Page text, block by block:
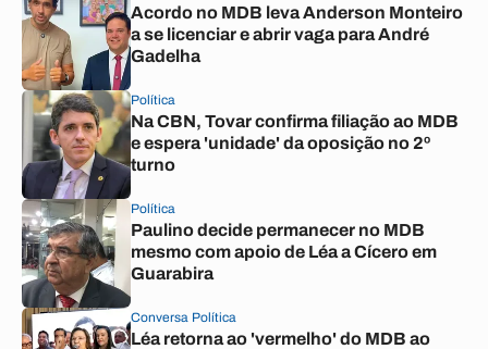
Acordo no MDB leva Anderson Monteiro
a se licenciar e abrir vaga para André
Gadelha
Política
Na CBN, Tovar confirma filiação ao MDB
e espera 'unidade' da oposição no 2º
turno
Política
Paulino decide permanecer no MDB
mesmo com apoio de Léa a Cícero em
Guarabira
Conversa Política
Léa retorna ao 'vermelho' do MDB ao